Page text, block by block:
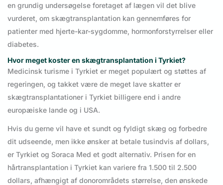
en grundig undersøgelse foretaget af lægen vil det blive
vurderet, om skægtransplantation kan gennemføres for
patienter med hjerte-kar-sygdomme, hormonforstyrrelser eller
diabetes.
Hvor meget koster en skægtransplantation i Tyrkiet?
Medicinsk turisme i Tyrkiet er meget populært og støttes af
regeringen, og takket være de meget lave skatter er
skægtransplantationer i Tyrkiet billigere end i andre
europæiske lande og i USA.
Hvis du gerne vil have et sundt og fyldigt skæg og forbedre
dit udseende, men ikke ønsker at betale tusindvis af dollars,
er Tyrkiet og Soraca Med et godt alternativ. Prisen for en
hårtransplantation i Tyrkiet kan variere fra 1.500 til 2.500
dollars, afhængigt af donorområdets størrelse, den ønskede